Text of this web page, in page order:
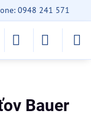
0948 241 571
Bauer